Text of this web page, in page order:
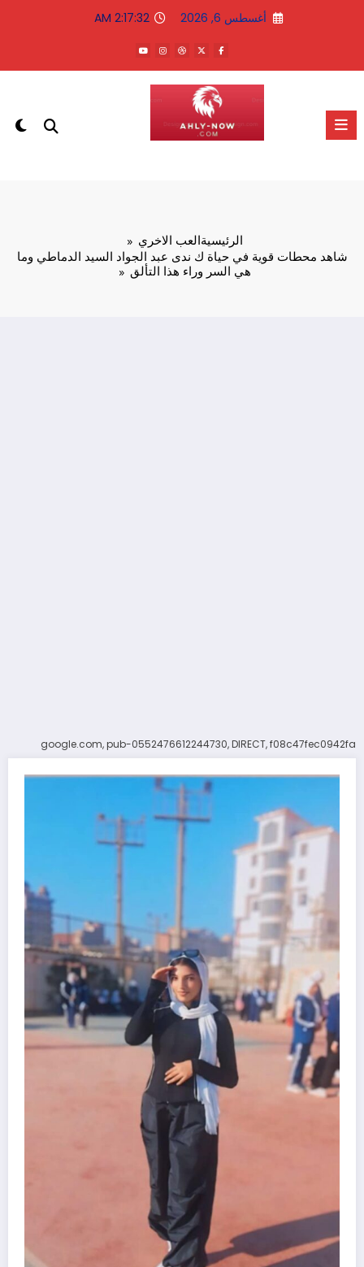
أغسطس 6, 2026 2:17:32 AM
الرئيسيةالعب الاخري
شاهد محطات قوية في حياة ك ندى عبد الجواد السيد الدماطي وما
هي السر وراء هذا التألق
google.com, pub-0552476612244730, DIRECT, f08c47fec0942fa